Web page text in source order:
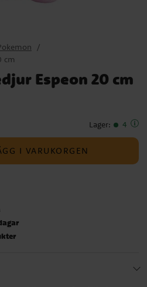
cm
Espeon 20 cm
Lager: 4
I VARUKORGEN